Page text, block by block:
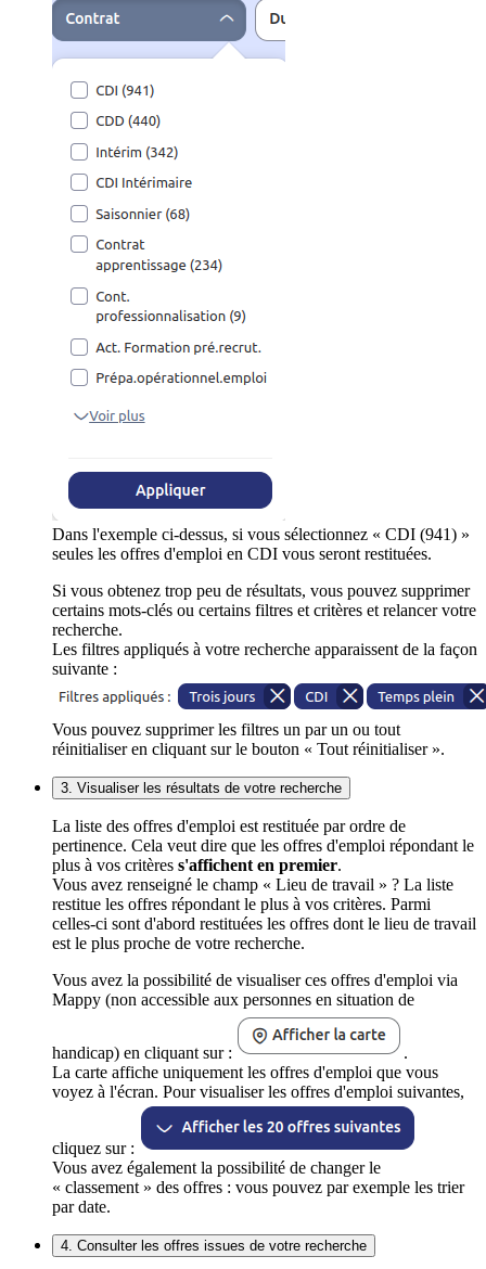
Dans l'exemple ci-dessus, si vous sélectionnez « CDI (941) »
seules les offres d'emploi en CDI vous seront restituées.
Si vous obtenez trop peu de résultats, vous pouvez supprimer
certains mots-clés ou certains filtres et critères et relancer votre
recherche.
Les filtres appliqués à votre recherche apparaissent de la façon
suivante :
Vous pouvez supprimer les filtres un par un ou tout
réinitialiser en cliquant sur le bouton « Tout réinitialiser ».
3. Visualiser les résultats de votre recherche
La liste des offres d'emploi est restituée par ordre de
pertinence. Cela veut dire que les offres d'emploi répondant le
plus à vos critères s'affichent en premier.
Vous avez renseigné le champ « Lieu de travail » ? La liste
restitue les offres répondant le plus à vos critères. Parmi
celles-ci sont d'abord restituées les offres dont le lieu de travail
est le plus proche de votre recherche.
Vous avez la possibilité de visualiser ces offres d'emploi via
Mappy (non accessible aux personnes en situation de
handicap) en cliquant sur :
.
La carte affiche uniquement les offres d'emploi que vous
voyez à l'écran. Pour visualiser les offres d'emploi suivantes,
cliquez sur :
Vous avez également la possibilité de changer le
« classement » des offres : vous pouvez par exemple les trier
par date.
4. Consulter les offres issues de votre recherche